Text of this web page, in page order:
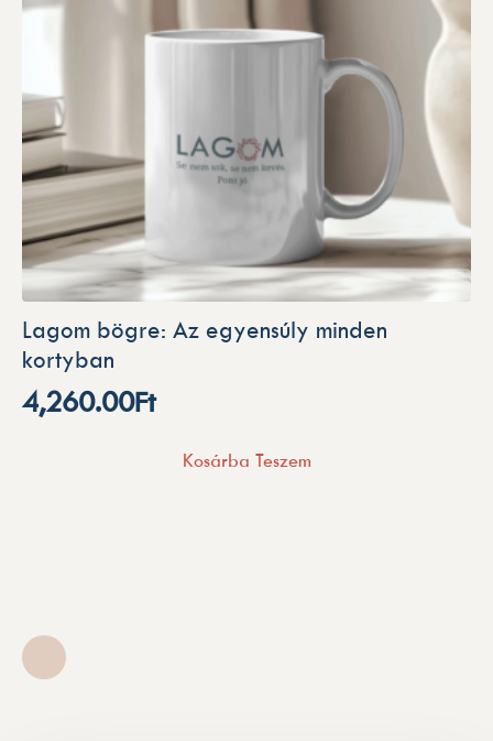
Lagom bögre: Az egyensúly minden
kortyban
4,260.00Ft
Kosárba Teszem